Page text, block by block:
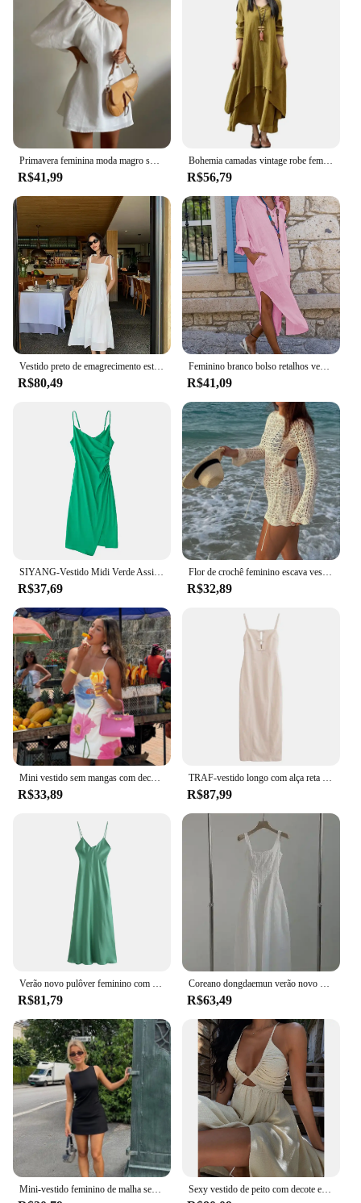
Primavera feminina moda magro skew ombro algodão linho vestidos elegante branco preto manga de ombro único festa mini vestido
R$41,99
Bohemia camadas vintage robe feminino vestido de linho solto vestido de manga longa oversized feminino primavera vestidos (m 3xl)
R$56,79
Vestido preto de emagrecimento estilo francês para mulheres verão petite vestido regata fofo com design longo e emagrecedor sem mangas roupa interna
R$80,49
Feminino branco bolso retalhos vestido irregular 2024 novo botão de cor sólida solto casual algodão linho longo split vestido para mulher
R$41,09
SIYANG-Vestido Midi Verde Assimétrico para Mulheres, Cruzado Decote V, Vestido Dividido, Roupas Femininas Chiques, Moda Feminina, Sexy
R$37,69
Flor de crochê feminino escava vestido, capas chiques, malha sexy, sem encosto, mini-vestido de gravata, Bodycon de férias na praia de verão
R$32,89
Mini vestido sem mangas com decote em O feminino, streetwear branca, estampado, alça, sem costas, casual, fino, elegante, sexy, moda, novo, verão
R$33,89
TRAF-vestido longo com alça reta para mulheres, elegante vestido com arco monocromático, dividido sem costas, casual e vintage, nova moda feminina, outono 2024
R$87,99
Verão novo pulôver feminino com decote em v sem mangas aberto nas costas tanque vestido longo seda-cetim sentir estilo brasileiro vestido
R$81,79
Coreano dongdaemun verão novo vestido de emagrecimento cintura-equipado vestido tanque feminino elegante simples sem mangas longo
R$63,49
Mini-vestido feminino de malha sem mangas, vestidos femininos com gola O, roupas de verão, streetwear, fino, bainha, Y2K, Qtraf2411, 2021 Sexy vestido de peito com decote em v feminino, estilo solto para férias, moda dividida, emagrecedor versátil, tamanho grande, tamanho S-XL, novo, verão